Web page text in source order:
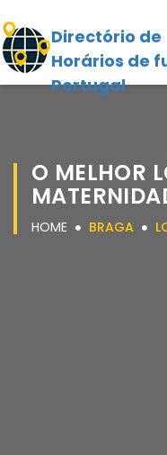
Directório de
Horários de
Portugal
O MELHOR
HOME BRAGA